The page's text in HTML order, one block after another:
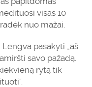
visas 10
nuo mažai.
pasakyti „aš
savo pažadą.
rytą tik